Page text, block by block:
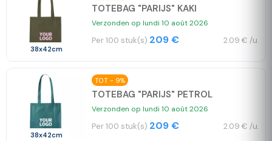
38x42cm
TOTEBAG "PARIJS" KAKI
Verzonden op lundi 10 août 2026
Per 100 stuk(s) 209 € 2.09 € /u.
38x42cm
TOT - 9%
TOTEBAG "PARIJS" PETROL
Verzonden op lundi 10 août 2026
Per 100 stuk(s) 209 € 2.09 € /u.